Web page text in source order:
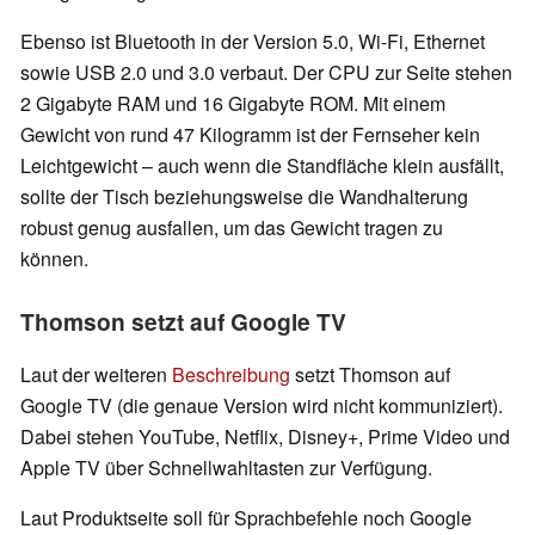
Ebenso ist Bluetooth in der Version 5.0, Wi-Fi, Ethernet
sowie USB 2.0 und 3.0 verbaut. Der CPU zur Seite stehen
2 Gigabyte RAM und 16 Gigabyte ROM. Mit einem
Gewicht von rund 47 Kilogramm ist der Fernseher kein
Leichtgewicht – auch wenn die Standfläche klein ausfällt,
sollte der Tisch beziehungsweise die Wandhalterung
robust genug ausfallen, um das Gewicht tragen zu
können.
Thomson setzt auf Google TV
Laut der weiteren Beschreibung setzt Thomson auf
Google TV (die genaue Version wird nicht kommuniziert).
Dabei stehen YouTube, Netflix, Disney+, Prime Video und
Apple TV über Schnellwahltasten zur Verfügung.
Laut Produktseite soll für Sprachbefehle noch Google